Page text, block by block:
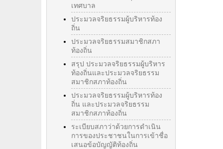
เทศบาล
ประมวลจริยธรรมผู้บริหารท้อง
ถิ่น
ประมวลจริยธรรมสมาชิกสภา
ท้องถิ่น
สรุป ประมวลจริยธรรมผู้บริหาร
ท้องถิ่นและประมวลจริยธรรม
สมาชิกสภาท้องถิ่น
ประมวลจริยธรรมผู้บริหารท้อง
ถิ่น และประมวลจริยธรรม
สมาชิกสภาท้องถิ่น
ระเบียบสภาว่าด้วยการดำเนิน
การของประชาชนในการเข้าชื่อ
เสนอข้อบัญญัติท้องถิ่น